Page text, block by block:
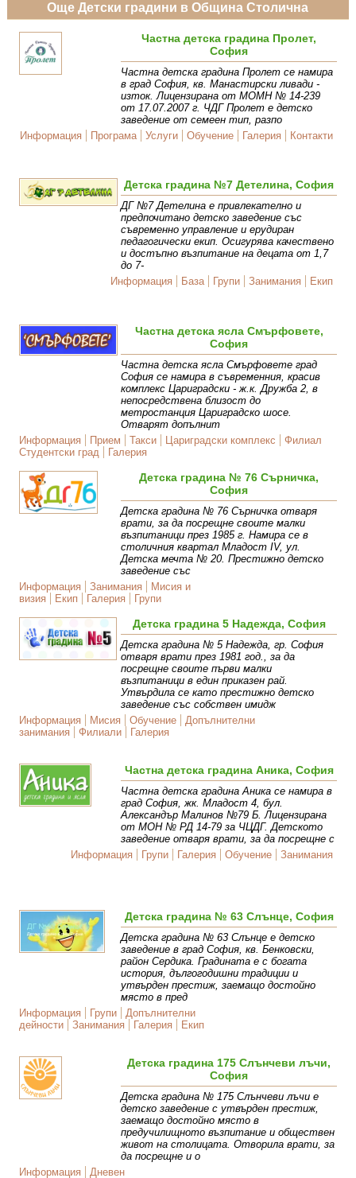
Още Детски градини в Община Столична
Частна детска градина Пролет,
София
Частна детска градина Пролет се намира
в град София, кв. Манастирски ливади -
изток. Лицензирана от МОМН № 14-239
от 17.07.2007 г. ЧДГ Пролет е детско
заведение от семеен тип, разпо
Информация
Програма Услуги Обучение Галерия Контакти
Детска градина №7 Детелина, София
ДГ №7 Детелина е привлекателно и
предпочитано детско заведение със
съвременно управление и ерудиран
педагогически екип. Осигурява качествено
и достъпно възпитание на децата от 1,7
до 7-
Информация
База Групи Занимания Екип
Частна детска ясла Смърфовете,
София
Частна детска ясла Смърфовете град
София се намира в съвременния, красив
комплекс Цариградски - ж.к. Дружба 2, в
непосредствена близост до
метростанция Цариградско шосе.
Отварят допълнит
Информация
Прием Такси Цариградски комплекс
Филиал
Студентски град
Галерия
Детска градина № 76 Сърничка,
София
Детска градина № 76 Сърничка отваря
врати, за да посрещне своите малки
възпитаници през 1985 г. Намира се в
столичния квартал Младост IV, ул.
Детска мечта № 20. Престижно детско
заведение със
Информация
Занимания
Мисия и
визия
Екип Галерия Групи
Детска градина 5 Надежда, София
Детска градина № 5 Надежда, гр. София
отваря врати през 1981 год., за да
посрещне своите първи малки
възпитаници в един приказен рай.
Утвърдила се като престижно детско
заведение със собствен имидж
Информация
Мисия Обучение
Допълнителни
занимания
Филиали Галерия
Частна детска градина Аника, София
Частна детска градина Аника се намира в
град София, жк. Младост 4, бул.
Александър Малинов №79 Б. Лицензирана
от МОН № РД 14-79 за ЧЦДГ. Детското
заведение отваря врати, за да посрещне с
Информация
Групи Галерия Обучение Занимания
Детска градина № 63 Слънце, София
Детска градина № 63 Слънце е детско
заведение в град София, кв. Бенковски,
район Сердика. Градината е с богата
история, дългогодишни традиции и
утвърден престиж, заемащо достойно
място в пред
Информация
Групи
Допълнителни
дейности
Занимания Галерия Екип
Детска градина 175 Слънчеви лъчи,
София
Детска градина № 175 Слънчеви лъчи e
детско заведение с утвърден престиж,
заемащо достойно място в
предучилищното възпитание и обществен
живот на столицата. Отворила врати, за
да посрещне и о
Информация
Дневен